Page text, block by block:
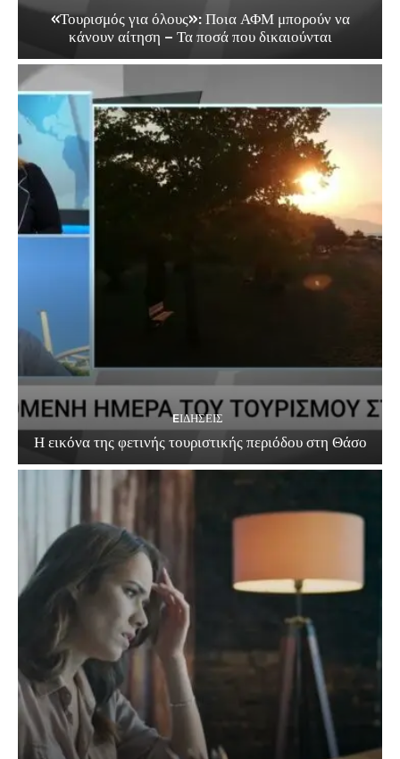
«Τουρισμός για όλους»: Ποια ΑΦΜ μπορούν να
κάνουν αίτηση – Τα ποσά που δικαιούνται
EΙΔΗΣΕΙΣ
Η εικόνα της φετινής τουριστικής περιόδου στη Θάσο